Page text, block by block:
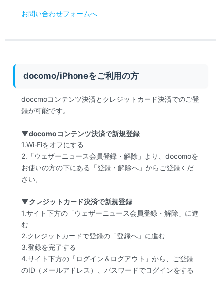
お問い合わせフォームへ
docomo/iPhoneをご利用の方
docomoコンテンツ決済とクレジットカード決済でのご登
録が可能です。
▼docomoコンテンツ決済で新規登録
1.Wi-Fiをオフにする
2.「ウェザーニュース会員登録・解除」より、docomoを
お使いの方の下にある「登録・解除へ」からご登録くだ
さい。
▼クレジットカード決済で新規登録
1.サイト下方の「ウェザーニュース会員登録・解除」に進
む
2.クレジットカードで登録の「登録へ」に進む
3.登録を完了する
4.サイト下方の「ログイン＆ログアウト」から、ご登録
のID（メールアドレス）、パスワードでログインをする